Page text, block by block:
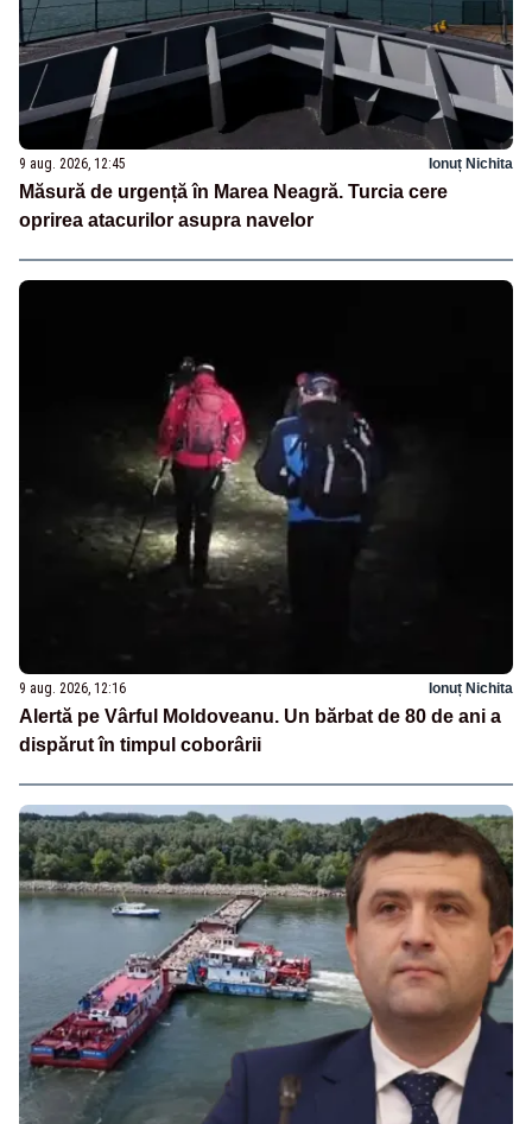
9 aug. 2026, 12:45 Ionuț Nichita
Măsură de urgență în Marea Neagră. Turcia cere
oprirea atacurilor asupra navelor
9 aug. 2026, 12:16 Ionuț Nichita
Alertă pe Vârful Moldoveanu. Un bărbat de 80 de ani a
dispărut în timpul coborârii